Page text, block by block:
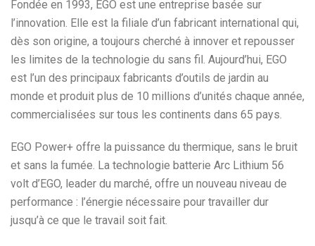
Fondée en 1993, EGO est une entreprise basée sur
l’innovation. Elle est la filiale d’un fabricant international qui,
dès son origine, a toujours cherché à innover et repousser
les limites de la technologie du sans fil. Aujourd’hui, EGO
est l’un des principaux fabricants d’outils de jardin au
monde et produit plus de 10 millions d’unités chaque année,
commercialisées sur tous les continents dans 65 pays.
EGO Power+ offre la puissance du thermique, sans le bruit
et sans la fumée. La technologie batterie Arc Lithium 56
volt d’EGO, leader du marché, offre un nouveau niveau de
performance : l’énergie nécessaire pour travailler dur
jusqu’à ce que le travail soit fait.